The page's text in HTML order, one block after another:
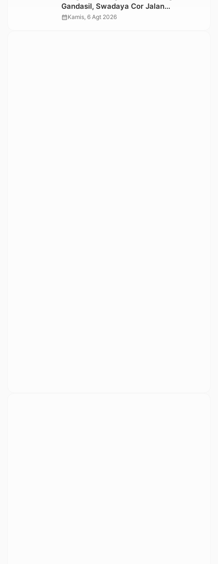
Gandasil, Swadaya Cor Jalan
Sepanjang 500 Meter
calendar_monthKamis, 6 Agt 2026